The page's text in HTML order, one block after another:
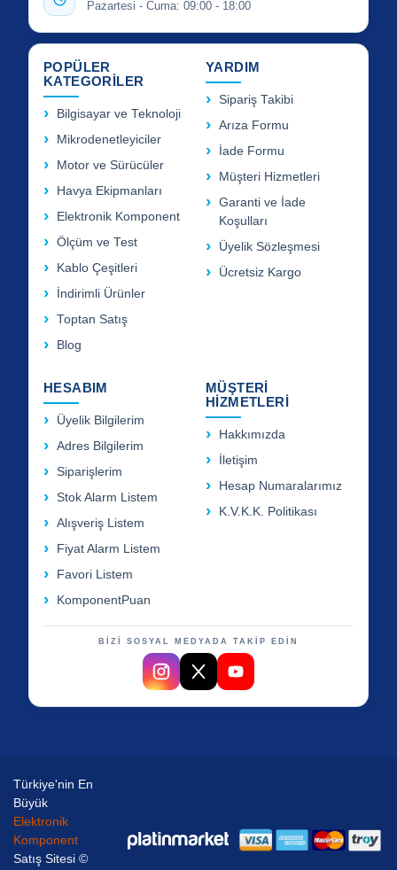
Pazartesi - Cuma: 09:00 - 18:00
POPÜLER
KATEGORİLER
Bilgisayar ve Teknoloji
Mikrodenetleyiciler
Motor ve Sürücüler
Havya Ekipmanları
Elektronik Komponent
Ölçüm ve Test
Kablo Çeşitleri
İndirimli Ürünler
Toptan Satış
Blog
YARDIM
Sipariş Takibi
Arıza Formu
İade Formu
Müşteri Hizmetleri
Garanti ve İade
Koşulları
Üyelik Sözleşmesi
Ücretsiz Kargo
HESABIM
Üyelik Bilgilerim
Adres Bilgilerim
Siparişlerim
Stok Alarm Listem
Alışveriş Listem
Fiyat Alarm Listem
Favori Listem
KomponentPuan
MÜŞTERİ
HİZMETLERİ
Hakkımızda
İletişim
Hesap Numaralarımız
K.V.K.K. Politikası
BİZİ SOSYAL MEDYADA TAKİP EDİN
Türkiye'nin En
Büyük
Elektronik
Komponent
Satış Sitesi ©